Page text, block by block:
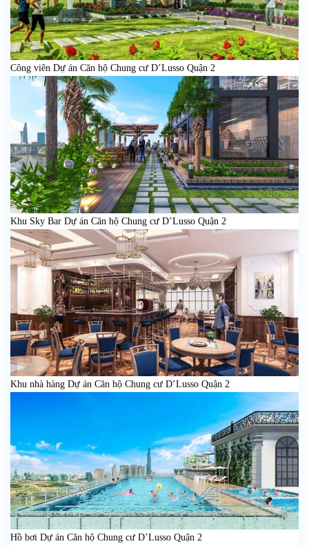
Công viên Dự án Căn hộ Chung cư D’Lusso Quận 2
Khu Sky Bar Dự án Căn hộ Chung cư D’Lusso Quận 2
Khu nhà hàng Dự án Căn hộ Chung cư D’Lusso Quận 2
Hồ bơi Dự án Căn hộ Chung cư D’Lusso Quận 2